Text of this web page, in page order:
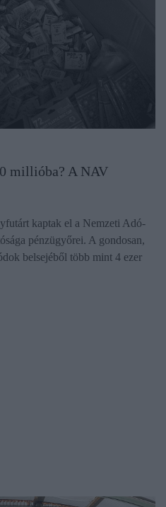
millióba? A NAV
kaptak el a Nemzeti Adó-
pénzügyőrei. A gondosan,
belsejéből több mint 4 ezer